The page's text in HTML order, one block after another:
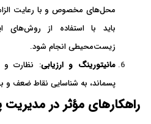
محل‌های مخصوص و با رعایت
باید با استفاده از روش‌های
زیست‌محیطی انجام شود.
مانیتورینگ و ارزیابی: نظارت و
پسماند، به شناسایی نقاط ضعف و
راهکارهای مؤثر در مدیریت